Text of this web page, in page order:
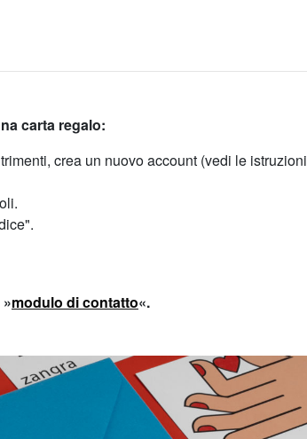
carta regalo:
crea un nuovo account (vedi le istruzioni
»modulo di contatto«.